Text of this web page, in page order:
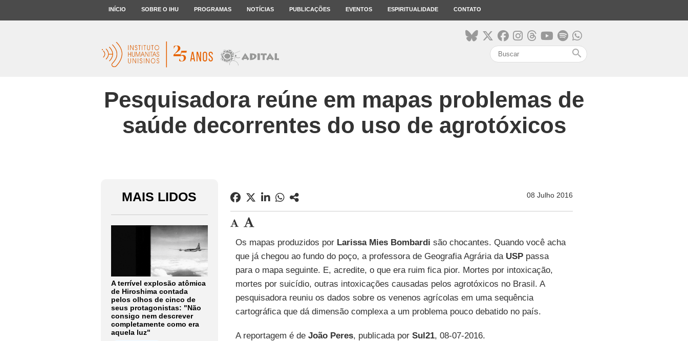
INÍCIO SOBRE O IHU PROGRAMAS NOTÍCIAS PUBLICAÇÕES EVENTOS ESPIRITUALIDADE CONTATO
search
Pesquisadora reúne em mapas problemas de
saúde decorrentes do uso de agrotóxicos
MAIS LIDOS
A terrível explosão atômica
de Hiroshima contada
pelos olhos de cinco de
seus protagonistas: "Não
consigo nem descrever
completamente como era
aquela luz"
08 Julho 2016
Os mapas produzidos por Larissa Mies Bombardi são chocantes. Quando você acha
que já chegou ao fundo do poço, a professora de Geografia Agrária da USPpassa
para o mapa seguinte. E, acredite, o que era ruim fica pior. Mortes por intoxicação,
mortes por suicídio, outras intoxicações causadas pelos agrotóxicos no Brasil. A
pesquisadora reuniu os dados sobre os venenos agrícolas em uma sequência
cartográfica que dá dimensão complexa a um problema pouco debatido no país.
A reportagem é de João Peres, publicada por Sul21, 08-07-2016.